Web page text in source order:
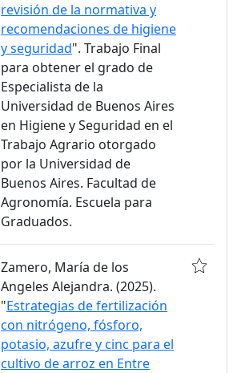
revisión de la normativa y
recomendaciones de higiene
y seguridad". Trabajo Final
para obtener el grado de
Especialista de la
Universidad de Buenos Aires
en Higiene y Seguridad en el
Trabajo Agrario otorgado
por la Universidad de
Buenos Aires. Facultad de
Agronomía. Escuela para
Graduados.
Zamero, María de los
Angeles Alejandra. (2025).
"Estrategias de fertilización
con nitrógeno, fósforo,
potasio, azufre y cinc para el
cultivo de arroz en Entre